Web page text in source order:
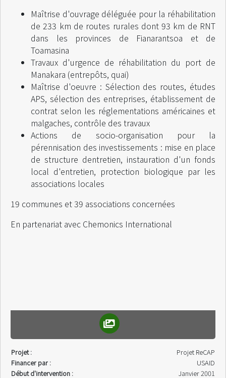
Maîtrise d'ouvrage déléguée pour la réhabilitation
de 233 km de routes rurales dont 93 km de RNT
dans les provinces de Fianarantsoa et de
Toamasina
Travaux d'urgence de réhabilitation du port de
Manakara (entrepôts, quai)
Maîtrise d'oeuvre : Sélection des routes, études
APS, sélection des entreprises, établissement de
contrat selon les réglementations américaines et
malgaches, contrôle des travaux
Actions de socio-organisation pour la
pérennisation des investissements : mise en place
de structure dentretien, instauration d'un fonds
local d'entretien, protection biologique par les
associations locales
19 communes et 39 associations concernées
En partenariat avec Chemonics International
Projet :
Projet ReCAP
Financer par :
USAID
Début d'intervention :
Janvier 2001